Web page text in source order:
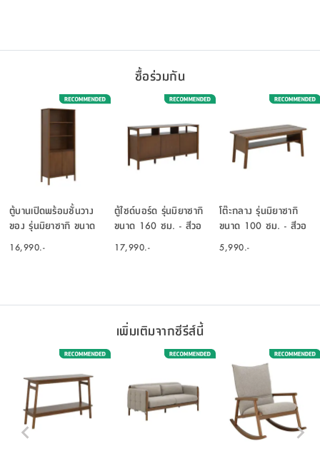
ซื้อร่วมกัน
ตู้บานเปิดพร้อมชั้นวาง
ของ รุ่นมิยาซากิ ขนาด
80 ซม. - สีวอลนัท
16,990.-
ตู้ไซด์บอร์ด รุ่นมิยาซากิ
ขนาด 160 ซม. - สีวอ
ลนัท
17,990.-
โต๊ะกลาง รุ่นมิยาซากิ
ขนาด 100 ซม. - สีวอ
ลนัท
5,990.-
เพิ่มเติมจากซีรีส์นี้